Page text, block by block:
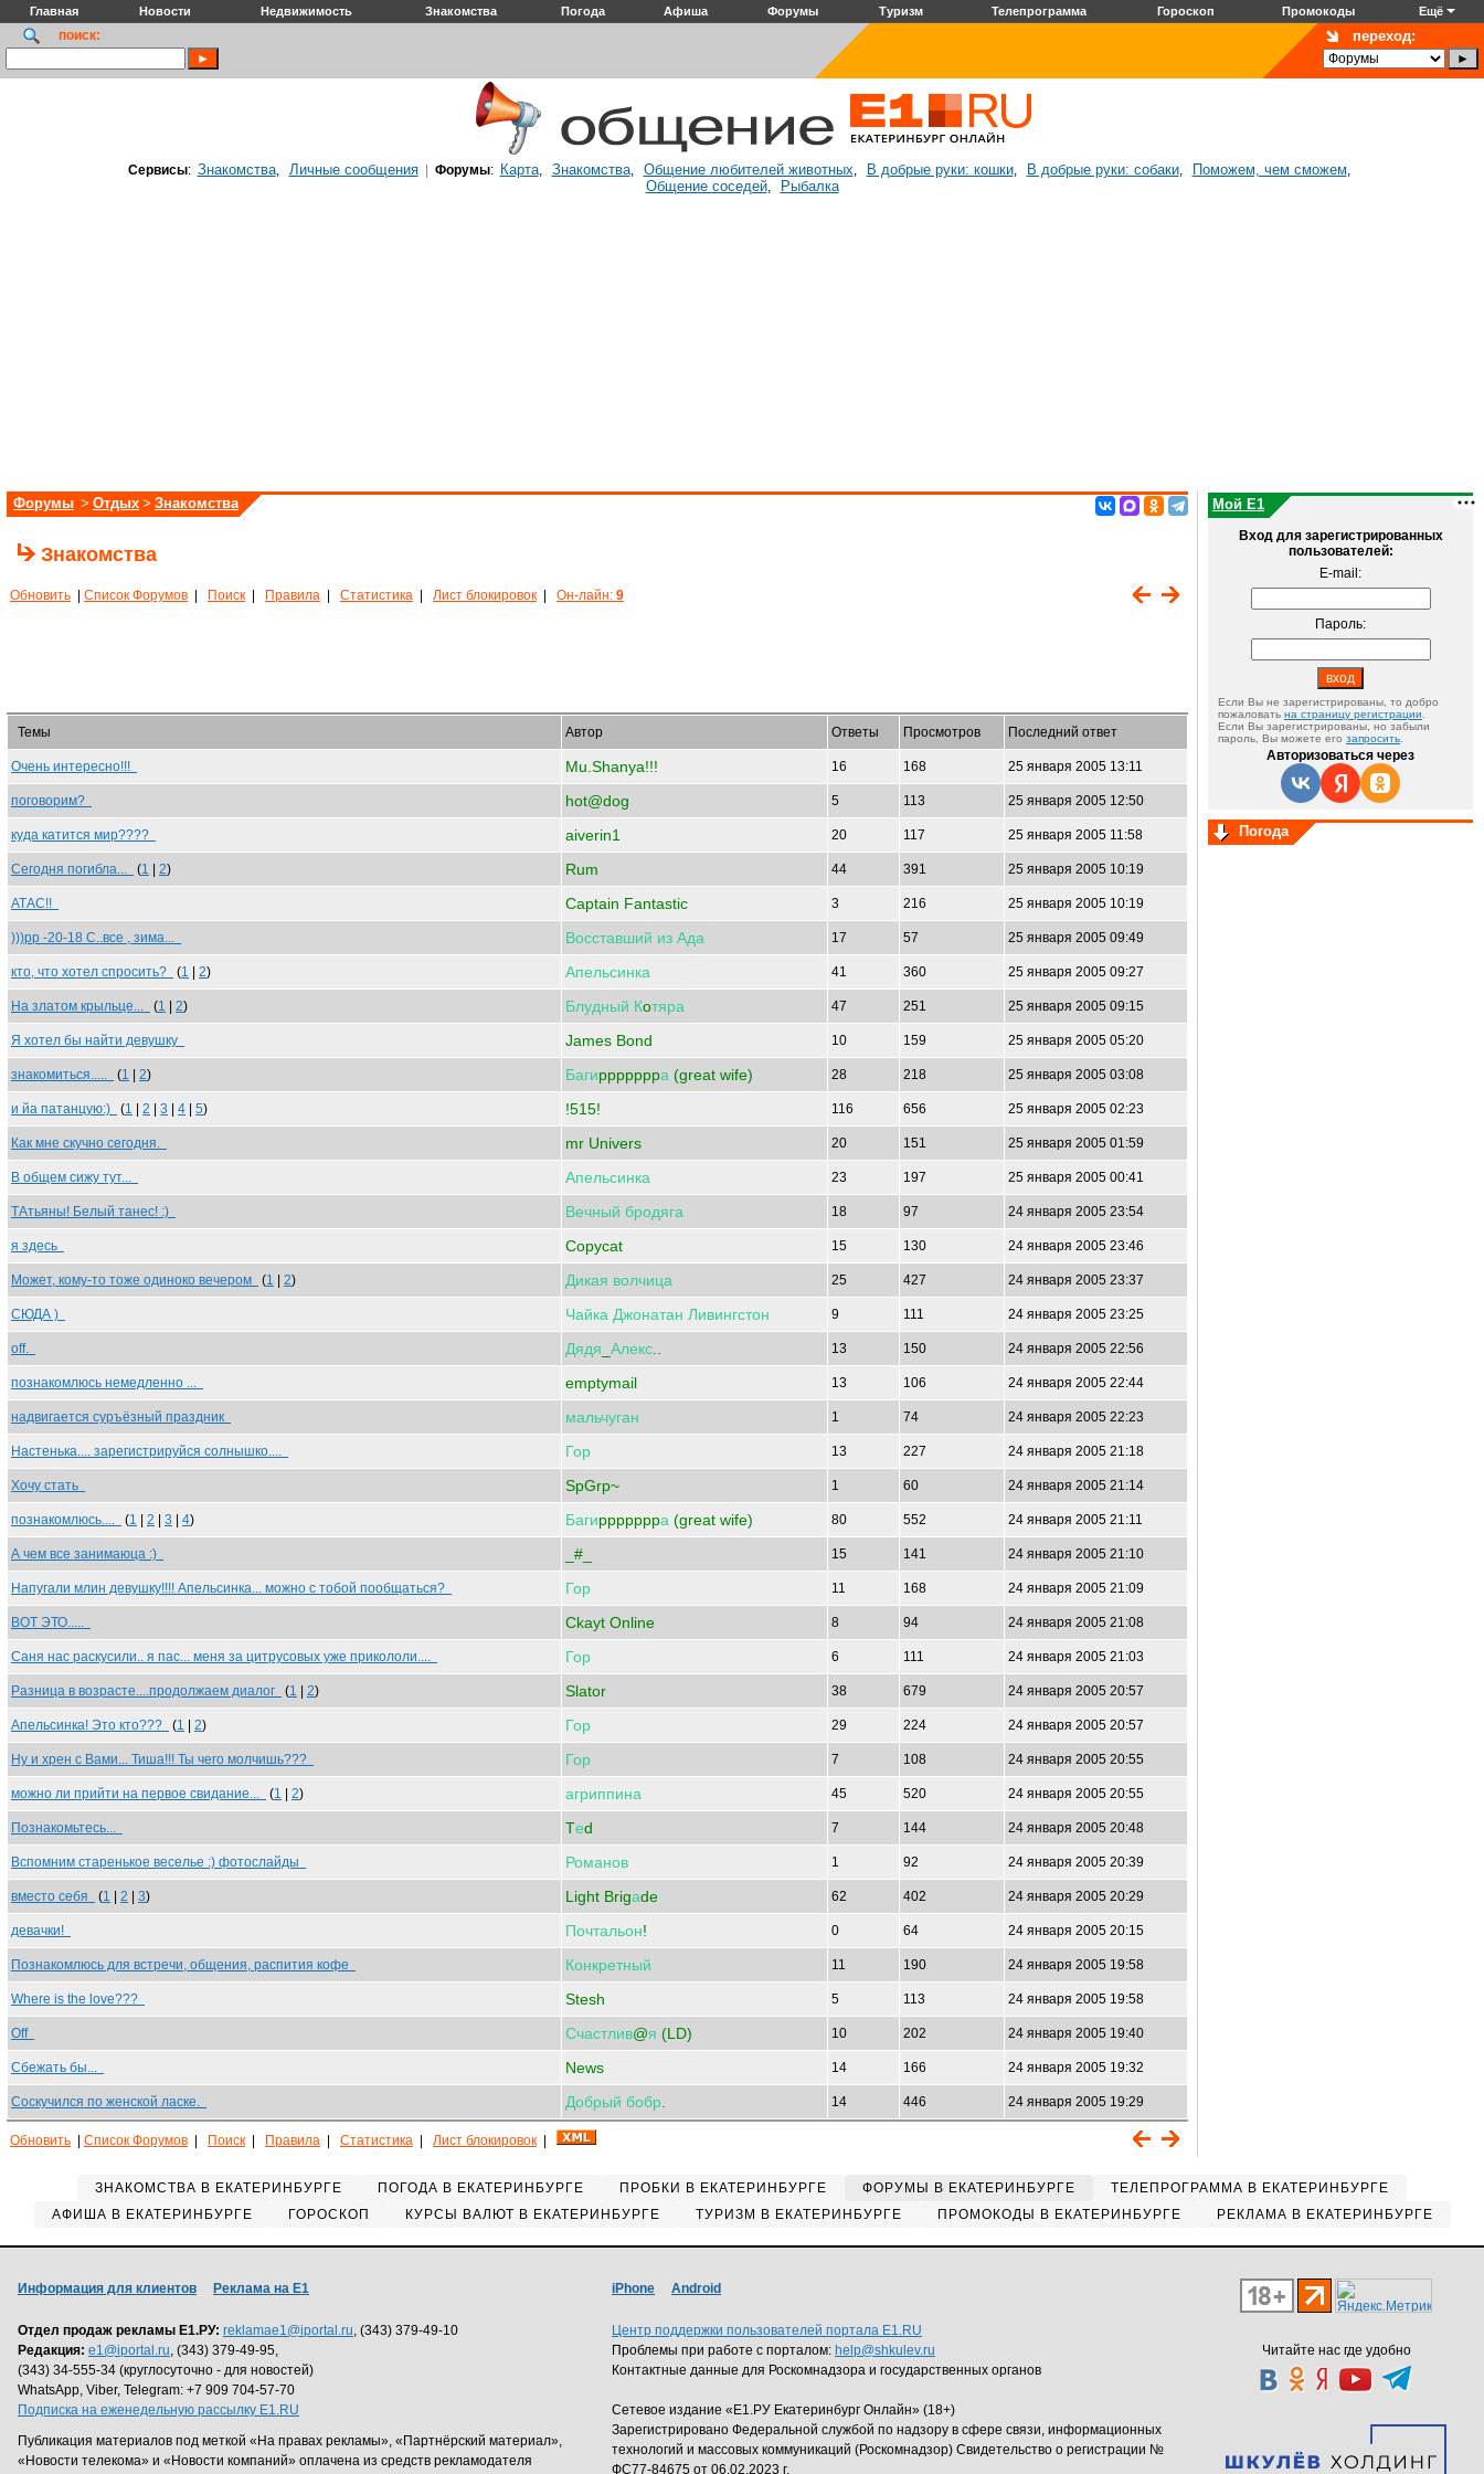
Главная Новости Недвижимость Знакомства Погода Афиша Форумы Туризм Телепрограмма Гороскоп Промокоды Ещё
поиск: переход:
Сервисы: Знакомства, Личные сообщения| Форумы: Карта, Знакомства, Общение любителей животных, В добрые руки: кошки, В добрые руки: собаки, Поможем, чем сможем,
Общение соседей, Рыбалка
Форумы > Отдых > Знакомства
Знакомства
Обновить Список Форумов Поиск Правила Статистика Лист блокировок Он-лайн: 9
Темы Автор Ответы Просмотров Последний ответ
Очень интересно!!! Mu.Shanya!!! 16 168 25 января 2005 13:11
поговорим? hot@dog 5 113 25 января 2005 12:50
куда катится мир???? aiverin1 20 117 25 января 2005 11:58
Сегодня погибла... (1 2) Rum 44 391 25 января 2005 10:19
АТАС!! Captain Fantastic 3 216 25 января 2005 10:19
)))рр -20-18 С..все , зима... Восставший из Ада 17 57 25 января 2005 09:49
кто, что хотел спросить? (1 2) Апельсинка 41 360 25 января 2005 09:27
На златом крыльце... (1 2) Блудный Кoтяра 47 251 25 января 2005 09:15
Я хотел бы найти девушку James Bond 10 159 25 января 2005 05:20
знакомиться..... (1 2) Багиpppppppа (great wife) 28 218 25 января 2005 03:08
и йа патанцую:) (1 2 3 4 5) !515! 116 656 25 января 2005 02:23
Как мне скучно сегодня. mr Univers 20 151 25 января 2005 01:59
В общем сижу тут... Апельсинка 23 197 25 января 2005 00:41
ТАтьяны! Белый танес! :) Вечный бродяга 18 97 24 января 2005 23:54
я здесь Copycat 15 130 24 января 2005 23:46
Может, кому-то тоже одиноко вечером (1 2) Дикая волчица 25 427 24 января 2005 23:37
СЮДА ) Чайка Джонатан Ливингстон 9 111 24 января 2005 23:25
off. Дядя Алекс 13 150 24 января 2005 22:56
познакомлюсь немедленно ... emptymail 13 106 24 января 2005 22:44
надвигается суръёзный праздник мальчуган 1 74 24 января 2005 22:23
Настенька.... зарегистрируйся солнышко.... Гор 13 227 24 января 2005 21:18
Хочу стать SpGrp~ 1 60 24 января 2005 21:14
познакомлюсь.... (1 2 3 4) Багиpppppppа (great wife) 80 552 24 января 2005 21:11
А чем все занимаюца :) _#_ 15 141 24 января 2005 21:10
Напугали млин девушку!!!! Апельсинка... можно с тобой пообщаться? Гор 11 168 24 января 2005 21:09
ВОТ ЭТО..... Ckayt Online 8 94 24 января 2005 21:08
Саня нас раскусили.. я пас... меня за цитрусовых уже прикололи.... Гор 6 111 24 января 2005 21:03
Разница в возрасте....продолжаем диалог (1 2) Slator 38 679 24 января 2005 20:57
Апельсинка! Это кто??? (1 2) Гор 29 224 24 января 2005 20:57
Ну и хрен с Вами... Тиша!!! Ты чего молчишь??? Гор 7 108 24 января 2005 20:55
можно ли прийти на первое свидание... (1 2) агриппина 45 520 24 января 2005 20:55
Познакомьтесь... Tеd 7 144 24 января 2005 20:48
Вспомним старенькое веселье :) фотослайды Романов 1 92 24 января 2005 20:39
вместо себя (1 2 3) Light Brigаde 62 402 24 января 2005 20:29
девачки! Почтальон! 0 64 24 января 2005 20:15
Познакомлюсь для встречи, общения, распития кофе Конкретный 11 190 24 января 2005 19:58
Where is the love??? Stesh 5 113 24 января 2005 19:58
Off Счастлив@я (LD) 10 202 24 января 2005 19:40
Сбежать бы... News 14 166 24 января 2005 19:32
Соскучился по женской ласке. Добрый бобр 14 446 24 января 2005 19:29
Обновить Список Форумов Поиск Правила Статистика Лист блокировок
Мой E1
Вход для зарегистрированных
пользователей:
E-mail:
Пароль:
Если Вы не зарегистрированы, то добро
пожаловать на страницу регистрации
Если Вы зарегистрированы, но забыли
пароль, Вы можете его запросить
Авторизоваться через
Погода
ЗНАКОМСТВА В ЕКАТЕРИНБУРГЕ ПОГОДА В ЕКАТЕРИНБУРГЕ ПРОБКИ В ЕКАТЕРИНБУРГЕ ФОРУМЫ В ЕКАТЕРИНБУРГЕ
ТЕЛЕПРОГРАММА В ЕКАТЕРИНБУРГЕ
АФИША В ЕКАТЕРИНБУРГЕ
ГОРОСКОП КУРСЫ ВАЛЮТ В ЕКАТЕРИНБУРГЕ ТУРИЗМ В ЕКАТЕРИНБУРГЕ ПРОМОКОДЫ В ЕКАТЕРИНБУРГЕ РЕКЛАМА В ЕКАТЕРИНБУРГЕ
Читайте нас где удобно
Информация для клиентов Реклама на Е1
Отдел продаж рекламы Е1.РУ: reklamae1@iportal.ru, (343) 379-49-10
Редакция: e1@iportal.ru, (343) 379-49-95,
(343) 34-555-34 (круглосуточно - для новостей)
WhatsApp, Viber, Telegram: +7 909 704-57-70
Подписка на еженедельную рассылку E1.RU
Публикация материалов под меткой «На правах рекламы», «Партнёрский материал»,
«Новости телекома» и «Новости компаний» оплачена из средств рекламодателя
iPhone Android
Центр поддержки пользователей портала E1.RU
Проблемы при работе с порталом: help@shkulev.ru
Контактные данные для Роскомнадзора и государственных органов
Сетевое издание «Е1.РУ Екатеринбург Онлайн» (18+)
Зарегистрировано Федеральной службой по надзору в сфере связи, информационных
технологий и массовых коммуникаций (Роскомнадзор) Свидетельство о регистрации №
ФС77-84675 от 06.02.2023 г.